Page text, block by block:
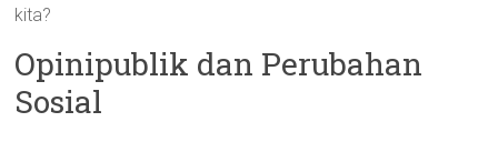
kita?
Opinipublik dan Perubahan
Sosial